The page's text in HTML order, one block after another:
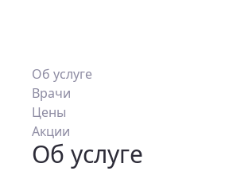
Об услуге
Врачи
Цены
Акции
Об услуге